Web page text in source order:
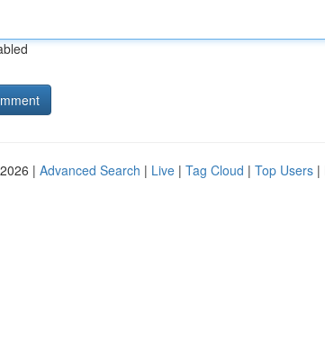
| Advanced Search | Live | Tag Cloud | Top Users |